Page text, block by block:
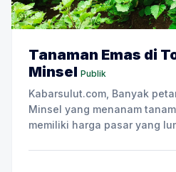
Tanaman Emas di
Minsel Publik
Kabarsulut.com, Banyak
Minsel yang menanam
memiliki harga pasar yang